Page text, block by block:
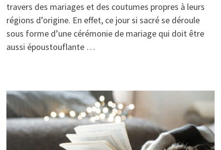
travers des mariages et des coutumes propres à leurs
régions d’origine. En effet, ce jour si sacré se déroule
sous forme d’une cérémonie de mariage qui doit être
aussi époustouflante …